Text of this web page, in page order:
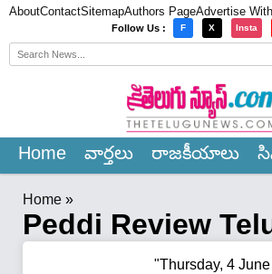
AboutContactSitemapAuthors PageAdvertise
Follow Us : F X Insta
Home వార్త‌లు రాజ‌కీయాలు
Home »
Peddi Review
"Thursday, 4